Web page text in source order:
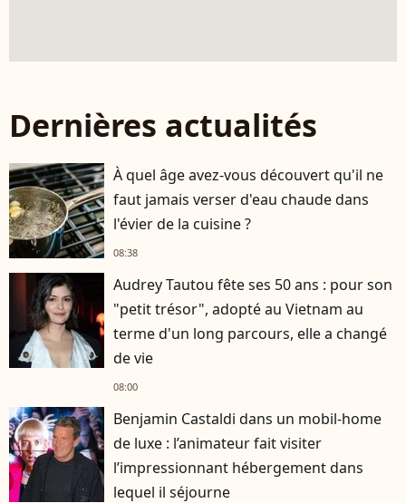
Dernières actualités
À quel âge avez-vous découvert qu'il ne
faut jamais verser d'eau chaude dans
l'évier de la cuisine ?
08:38
Audrey Tautou fête ses 50 ans : pour son
"petit trésor", adopté au Vietnam au
terme d'un long parcours, elle a changé
de vie
08:00
Benjamin Castaldi dans un mobil-home
de luxe : l’animateur fait visiter
l’impressionnant hébergement dans
lequel il séjourne